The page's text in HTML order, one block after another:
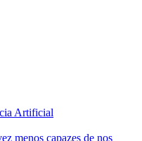
Artificial
menos capazes de nos